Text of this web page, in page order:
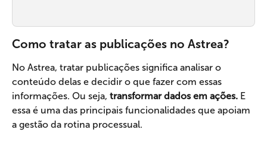
Como tratar as publicações no Astrea?
No Astrea, tratar publicações significa analisar o
conteúdo delas e decidir o que fazer com essas
informações. Ou seja, transformar dados em ações. E
essa é uma das principais funcionalidades que apoiam
a gestão da rotina processual.